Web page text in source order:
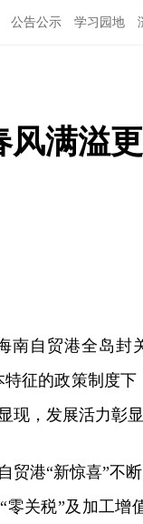
公告公示 学习园地
满溢
南自贸港全岛封
征的政策制度
现，发展活力彰显
贸港“新惊喜”不断
零关税”及加工